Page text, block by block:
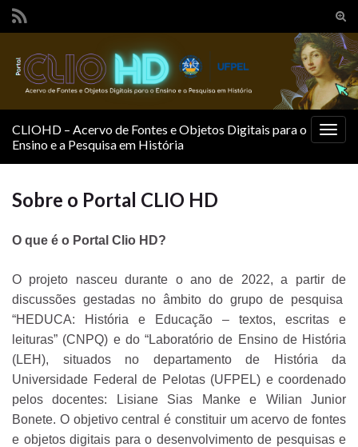
de
Search for:
CLIOHD – Acervo de Fontes e Objetos Digitais para o
Ensino e a Pesquisa em História
Sobre o Portal CLIO HD
O que é o Portal Clio HD?
O projeto nasceu durante o ano de 2022, a partir de
discussões gestadas no âmbito do grupo de pesquisa
“HEDUCA: História e Educação – textos, escritas e
leituras” (CNPQ) e do “Laboratório de Ensino de História
(LEH), situados no departamento de História da
Universidade Federal de Pelotas (UFPEL) e coordenado
pelos docentes: Lisiane Sias Manke e Wilian Junior
Bonete. O objetivo central é constituir um acervo de fontes
e objetos digitais para o desenvolvimento de pesquisas e